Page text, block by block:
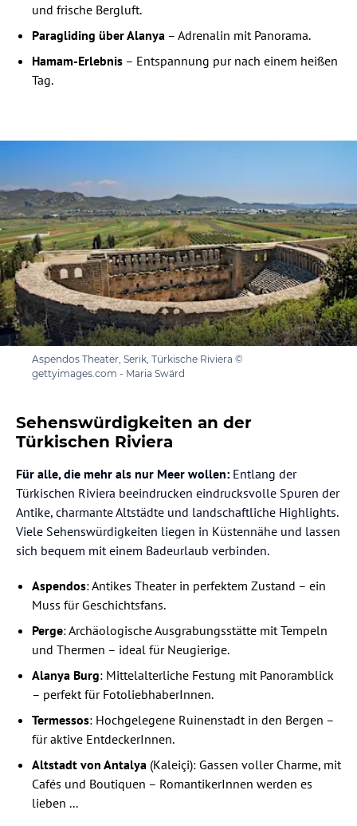
und frische Bergluft.
Paragliding über Alanya – Adrenalin mit Panorama.
Hamam-Erlebnis – Entspannung pur nach einem heißen
Tag.
Aspendos Theater, Serik, Türkische Riviera ©
gettyimages.com - Maria Swärd
Sehenswürdigkeiten an der
Türkischen Riviera
Für alle, die mehr als nur Meer wollen: Entlang der
Türkischen Riviera beeindrucken eindrucksvolle Spuren der
Antike, charmante Altstädte und landschaftliche Highlights.
Viele Sehenswürdigkeiten liegen in Küstennähe und lassen
sich bequem mit einem Badeurlaub verbinden.
Aspendos: Antikes Theater in perfektem Zustand – ein
Muss für Geschichtsfans.
Perge: Archäologische Ausgrabungsstätte mit Tempeln
und Thermen – ideal für Neugierige.
Alanya Burg: Mittelalterliche Festung mit Panoramblick
– perfekt für FotoliebhaberInnen.
Termessos: Hochgelegene Ruinenstadt in den Bergen –
für aktive EntdeckerInnen.
Altstadt von Antalya (Kaleiçi): Gassen voller Charme, mit
Cafés und Boutiquen – RomantikerInnen werden es
lieben ...